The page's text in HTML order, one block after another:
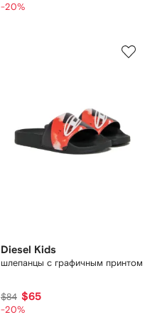
-20%
Diesel Kids
шлепанцы с графичным принтом
$84 $65
-20%